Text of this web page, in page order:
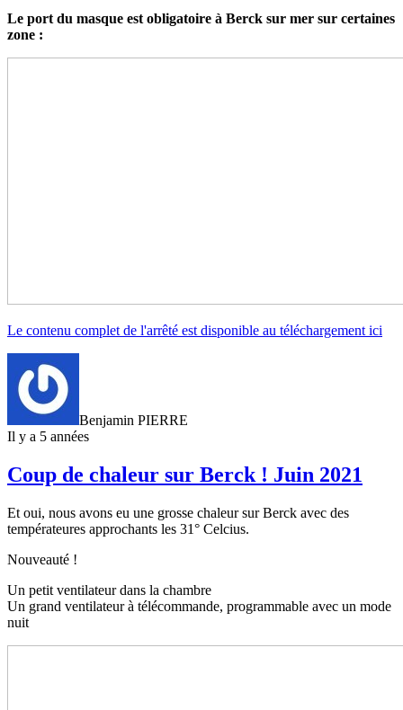
Le port du masque est obligatoire à Berck sur mer sur certaines
zone :
Le contenu complet de l'arrêté est disponible au téléchargement ici
Benjamin PIERRE
Il y a 5 années
Coup de chaleur sur Berck ! Juin 2021
Et oui, nous avons eu une grosse chaleur sur Berck avec des
températeures approchants les 31° Celcius.
Nouveauté !
Un petit ventilateur dans la chambre
Un grand ventilateur à télécommande, programmable avec un mode
nuit